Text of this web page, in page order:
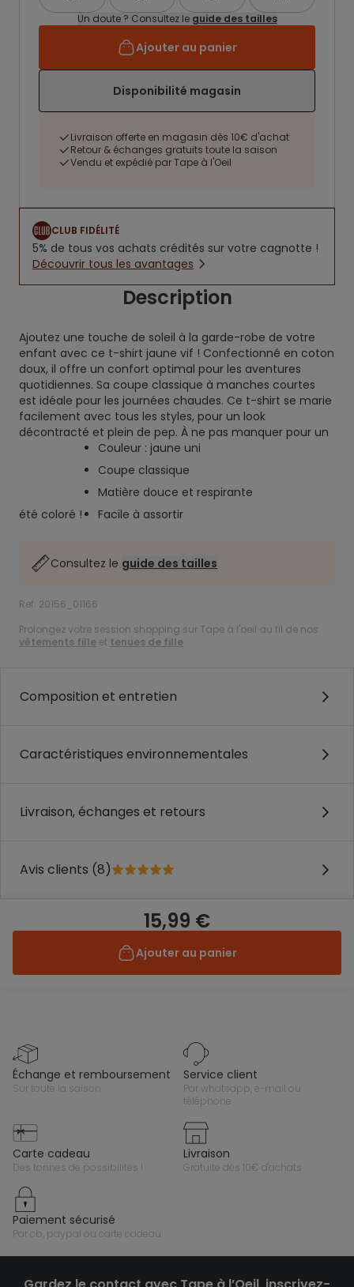
Un doute ? Consultez le guide des tailles
Ajouter au panier
Disponibilité magasin
Livraison offerte en magasin dès 10€ d'achat
Retour & échanges gratuits toute la saison
Vendu et expédié par Tape à l'Oeil
CLUB FIDÉLITÉ
5% de tous vos achats crédités sur votre cagnotte !
Découvrir tous les avantages
Description
Ajoutez une touche de soleil à la garde-robe de votre
enfant avec ce t-shirt jaune vif ! Confectionné en coton
doux, il offre un confort optimal pour les aventures
quotidiennes. Sa coupe classique à manches courtes
est idéale pour les journées chaudes. Ce t-shirt se marie
facilement avec tous les styles, pour un look
décontracté et plein de pep. À ne pas manquer pour un
été coloré !
Couleur : jaune uni
Coupe classique
Matière douce et respirante
Facile à assortir
Consultez le guide des tailles
Ref. 20156_01166
Prolongez votre session shopping sur Tape à l'oeil au fil de nos
vêtements fille et tenues de fille.
Composition et entretien
Caractéristiques environnementales
Livraison, échanges et retours
Avis clients (8)
15,99 €
Ajouter au panier
échange et remboursement
sur toute la saison
service client
par whatsapp, e-mail ou
téléphone
carte cadeau
des tonnes de possibilités !
livraison
gratuite dès 10€ d'achats
paiement sécurisé
par cb, paypal ou carte cadeau